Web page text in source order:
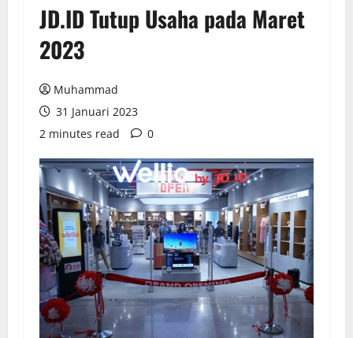
JD.ID Tutup Usaha pada Maret
2023
Muhammad
31 Januari 2023
2 minutes read
0